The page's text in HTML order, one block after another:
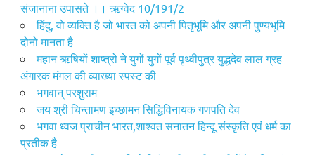
संजानाना उपासते ।। ऋग्वेद 10/191/2
हिंदु, वो व्यक्ति है जो भारत को अपनी पितृभूमि और अपनी पुण्यभूमि
दोनो मानता है
महान ऋषियों शाष्त्रो ने युगों युगों पूर्व पृथ्वीपुत्र युद्धदेव लाल ग्रह
अंगारक मंगल की व्याख्या स्पस्ट की
भगवान् परशुराम
जय श्री चिन्तामण इच्छामन सिद्धिविनायक गणपति देव
भगवा ध्वज प्राचीन भारत,शाश्वत सनातन हिन्दू संस्कृति एवं धर्म का
प्रतीक है